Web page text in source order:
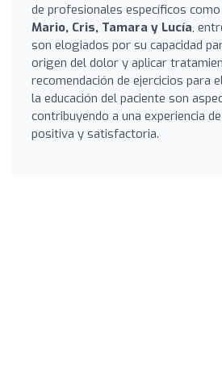
de profesionales específicos como
Mario, Cris, Tamara y Lucía,
son elogiados por su capacidad
origen del dolor y aplicar
recomendación de ejercicios para
la educación del paciente son
contribuyendo a una experiencia
positiva y satisfactoria.